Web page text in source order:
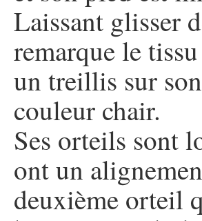
Laissant glisser
remarque le
un treillis sur
couleur chair.
Ses orteils sont
ont un
deuxième orteil